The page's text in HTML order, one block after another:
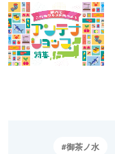
御茶ノ水